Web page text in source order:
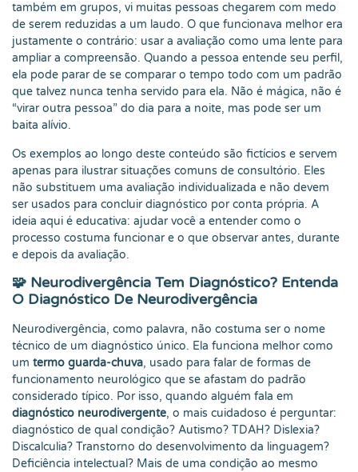
também em grupos, vi muitas pessoas chegarem com medo
de serem reduzidas a um laudo. O que funcionava melhor era
justamente o contrário: usar a avaliação como uma lente para
ampliar a compreensão. Quando a pessoa entende seu perfil,
ela pode parar de se comparar o tempo todo com um padrão
que talvez nunca tenha servido para ela. Não é mágica, não é
“virar outra pessoa” do dia para a noite, mas pode ser um
baita alívio.
Os exemplos ao longo deste conteúdo são fictícios e servem
apenas para ilustrar situações comuns de consultório. Eles
não substituem uma avaliação individualizada e não devem
ser usados para concluir diagnóstico por conta própria. A
ideia aqui é educativa: ajudar você a entender como o
processo costuma funcionar e o que observar antes, durante
e depois da avaliação.
🧩 Neurodivergência Tem Diagnóstico? Entenda
O Diagnóstico De Neurodivergência
Neurodivergência, como palavra, não costuma ser o nome
técnico de um diagnóstico único. Ela funciona melhor como
um termo guarda-chuva, usado para falar de formas de
funcionamento neurológico que se afastam do padrão
considerado típico. Por isso, quando alguém fala em
diagnóstico neurodivergente, o mais cuidadoso é perguntar:
diagnóstico de qual condição? Autismo? TDAH? Dislexia?
Discalculia? Transtorno do desenvolvimento da linguagem?
Deficiência intelectual? Mais de uma condição ao mesmo